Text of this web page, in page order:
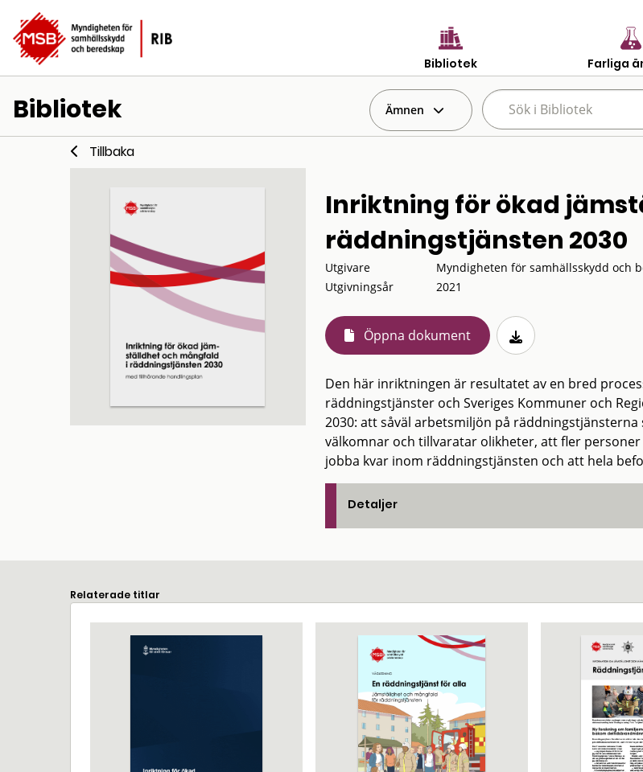
Bibliotek Farliga
Bibliotek Ämnen
Tillbaka
Inriktning för ökad
räddningstjänsten 2030
Utgivare
Myndigheten för samhällsskydd och
Utgivningsår
2021
Öppna dokument
Den här inriktningen är resultatet av en bred
räddningstjänster och Sveriges Kommuner och
2030: att såväl arbetsmiljön på
välkomnar och tillvaratar olikheter, att fler
jobba kvar inom räddningstjänsten och att hela
Detaljer
Relaterade titlar